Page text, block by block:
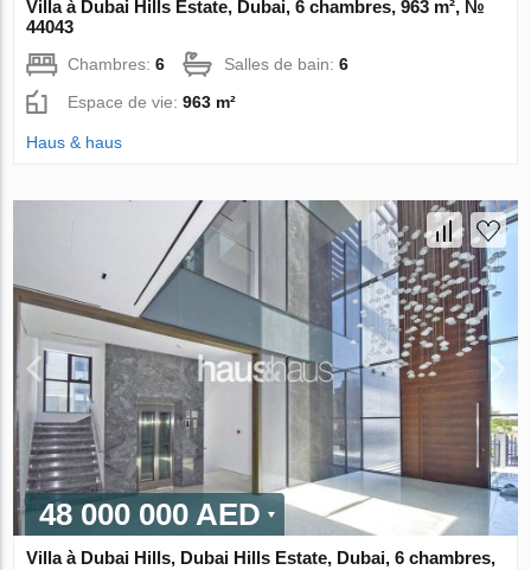
Villa à Dubai Hills Estate, Dubai, 6 chambres, 963 m², №
44043
Chambres:6 Salles de bain:6
Espace de vie:963 m²
Haus & haus
48 000 000 AED
Villa à Dubai Hills, Dubai Hills Estate, Dubai, 6 chambres,